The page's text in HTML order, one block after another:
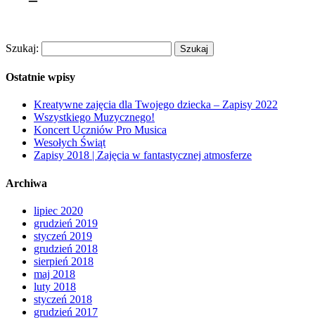
Szukaj:
Ostatnie wpisy
Kreatywne zajęcia dla Twojego dziecka – Zapisy 2022
Wszystkiego Muzycznego!
Koncert Uczniów Pro Musica
Wesołych Świąt
Zapisy 2018 | Zajęcia w fantastycznej atmosferze
Archiwa
lipiec 2020
grudzień 2019
styczeń 2019
grudzień 2018
sierpień 2018
maj 2018
luty 2018
styczeń 2018
grudzień 2017